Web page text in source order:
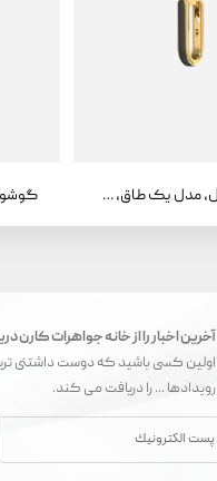
گوشواره طاق مینیمال، مدل یک طاق، مینا
آخرین اخبار را از خانه جواهرات کارن
اولین کسی باشید که دوست داشتنی
رویدادها ... را دریافت می کند.